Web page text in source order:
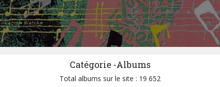
Catégorie -Albums
Total albums sur le site : 19 652